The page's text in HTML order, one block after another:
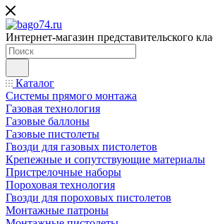
Интернет-магазин представительского
Каталог
Системы прямого монтажа
Газовая технология
Газовые баллоны
Газовые пистолеты
Гвозди для газовых пистолетов
Крепежные и сопутствующие материалы
Пристрелочные наборы
Пороховая технология
Гвозди для пороховых пистолетов
Монтажные патроны